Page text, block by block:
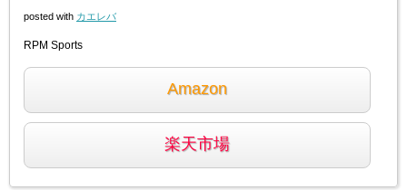
posted with カエレバ
RPM Sports
Amazon
楽天市場